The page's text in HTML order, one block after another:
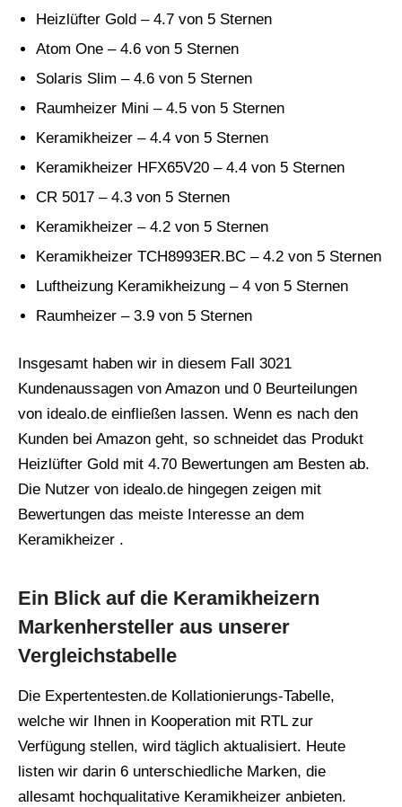
Heizlüfter Gold – 4.7 von 5 Sternen
Atom One – 4.6 von 5 Sternen
Solaris Slim – 4.6 von 5 Sternen
Raumheizer Mini – 4.5 von 5 Sternen
Keramikheizer – 4.4 von 5 Sternen
Keramikheizer HFX65V20 – 4.4 von 5 Sternen
CR 5017 – 4.3 von 5 Sternen
Keramikheizer – 4.2 von 5 Sternen
Keramikheizer TCH8993ER.BC – 4.2 von 5 Sternen
Luftheizung Keramikheizung – 4 von 5 Sternen
Raumheizer – 3.9 von 5 Sternen
Insgesamt haben wir in diesem Fall 3021
Kundenaussagen von Amazon und 0 Beurteilungen
von idealo.de einfließen lassen. Wenn es nach den
Kunden bei Amazon geht, so schneidet das Produkt
Heizlüfter Gold mit 4.70 Bewertungen am Besten ab.
Die Nutzer von idealo.de hingegen zeigen mit
Bewertungen das meiste Interesse an dem
Keramikheizer .
Ein Blick auf die Keramikheizern
Markenhersteller aus unserer
Vergleichstabelle
Die Expertentesten.de Kollationierungs-Tabelle,
welche wir Ihnen in Kooperation mit RTL zur
Verfügung stellen, wird täglich aktualisiert. Heute
listen wir darin 6 unterschiedliche Marken, die
allesamt hochqualitative Keramikheizer anbieten.